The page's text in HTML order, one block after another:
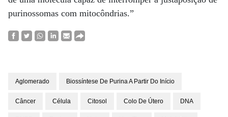
purinossomas com mitocôndrias.”
Aglomerado Biossíntese De Purina A Partir Do Início
Câncer Célula Citosol Colo De Útero DNA